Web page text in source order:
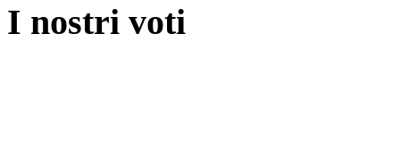
I nostri voti